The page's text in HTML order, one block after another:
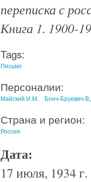
переписка с
Книга 1. 1900-
Tags:
Письмо
Персоналии:
Майский И.М. Бонч-Бруевич
Страна и регион:
Россия
Дата:
17 июля, 1934 г.